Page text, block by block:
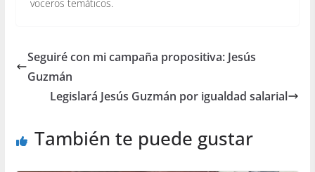
voceros temáticos.
Seguiré con mi campaña propositiva: Jesús
Guzmán
Legislará Jesús Guzmán por igualdad salarial
También te puede gustar